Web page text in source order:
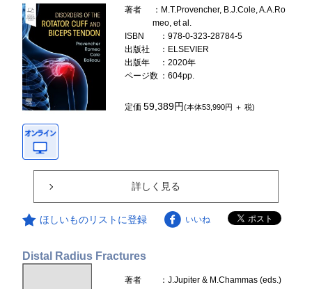
著者
：M.T.Provencher, B.J.Cole, A.A.Ro
meo, et al.
ISBN
：978-0-323-28784-5
出版社
：ELSEVIER
出版年
：2020年
ページ数 ：604pp.
定価59,389円(本体53,990円 ＋ 税)
詳しく見る
ほしいものリストに登録 いいね
Distal Radius Fractures
著者
：J.Jupiter & M.Chammas (eds.)